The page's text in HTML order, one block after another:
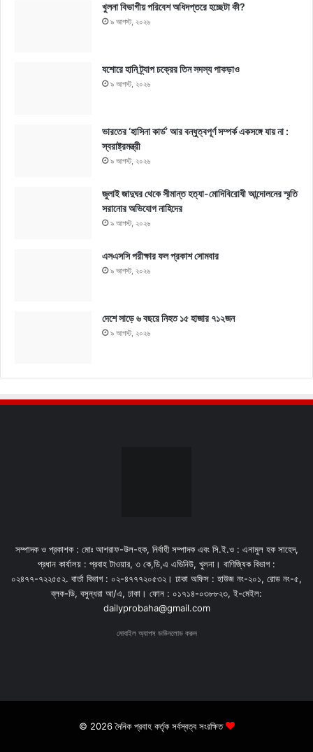
খুলনা বিভাগীয় পরিবেশ অধিদপ্তরে হচ্ছেটা কী?
৯ আগস্ট, ২০২৬
যশোরে হানি ট্র্যাপ চক্রের তিন সদস্য পাকড়াও
৯ আগস্ট, ২০২৬
ভারতের ‘হাসিনা কার্ড’ আর বন্ধুত্বপূর্ণ সম্পর্ক একসঙ্গে যায় না :
স্বরাষ্ট্রমন্ত্রী
৯ আগস্ট, ২০২৬
জুলাই জাদুঘর থেকে সীমান্ত হত্যা-মোদিবিরোধী আন্দোলনের স্মৃতি
সরানোর অভিযোগ নাহিদের
৯ আগস্ট, ২০২৬
এসএসসি পরীক্ষার ফল প্রকাশ সোমবার
৯ আগস্ট, ২০২৬
দেশে সাড়ে ৬ বছরে নিহত ১৫ হাজার ৭১২জন
৯ আগস্ট, ২০২৬
সম্পাদক ও প্রকাশক : মোঃ আশরাফ-উল-হক, নির্বাহী সম্পাদক এবং সি.ই.ও : এনামুল হক সাহেদ,
প্রধান কার্যালয় : প্রবাহ টাওয়ার, ৩ কে,ডি,এ এভিনিউ, খুলনা। বাণিজ্যিক বিভাগ :
০২৪৭৭-৭২২৫৫২. বার্তা বিভাগ : ০২-৪৭৭৭২০৫৩২। ঢাকা অফিস : হাউজ নং-২০১, রোড নং-৫,
ব্লক-ডি, বসুন্ধরা আ/এ, ঢাকা। ফোন : ০১৭১৪-০৩৮৮২৩, ই-মেইল:
dailyprobaha@gmail.com
মোবাইল অ্যাপস ডাউনলোড করুন
© 2026 দৈনিক প্রবাহ কর্তৃক সর্বস্বত্ব সংরক্ষিত